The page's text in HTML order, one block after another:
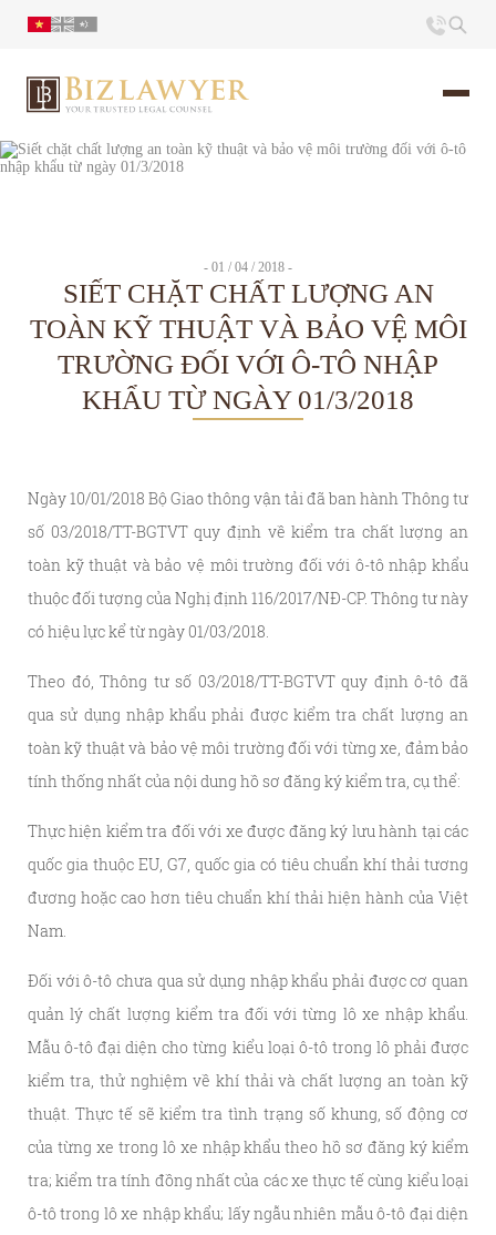
Trang chủ
Ấn phẩm
Tin Tức
- 01 / 04 / 2018 -
SIẾT CHẶT CHẤT LƯỢNG AN
TOÀN KỸ THUẬT VÀ BẢO VỆ MÔI
TRƯỜNG ĐỐI VỚI Ô-TÔ NHẬP
KHẨU TỪ NGÀY 01/3/2018
Ngày 10/01/2018 Bộ Giao thông vận tải đã ban hành Thông tư
số 03/2018/TT-BGTVT quy định về kiểm tra chất lượng an
toàn kỹ thuật và bảo vệ môi trường đối với ô-tô nhập khẩu
thuộc đối tượng của Nghị định 116/2017/NĐ-CP. Thông tư này
có hiệu lực kể từ ngày 01/03/2018.
Theo đó, Thông tư số 03/2018/TT-BGTVT quy định ô-tô đã
qua sử dụng nhập khẩu phải được kiểm tra chất lượng an
toàn kỹ thuật và bảo vệ môi trường đối với từng xe, đảm bảo
tính thống nhất của nội dung hồ sơ đăng ký kiểm tra, cụ thể:
Thực hiện kiểm tra đối với xe được đăng ký lưu hành tại các
quốc gia thuộc EU, G7, quốc gia có tiêu chuẩn khí thải tương
đương hoặc cao hơn tiêu chuẩn khí thải hiện hành của Việt
Nam.
Đối với ô-tô chưa qua sử dụng nhập khẩu phải được cơ quan
quản lý chất lượng kiểm tra đối với từng lô xe nhập khẩu.
Mẫu ô-tô đại diện cho từng kiểu loại ô-tô trong lô phải được
kiểm tra, thử nghiệm về khí thải và chất lượng an toàn kỹ
thuật. Thực tế sẽ kiểm tra tình trạng số khung, số động cơ
của từng xe trong lô xe nhập khẩu theo hồ sơ đăng ký kiểm
tra; kiểm tra tính đồng nhất của các xe thực tế cùng kiểu loại
ô-tô trong lô xe nhập khẩu; lấy ngẫu nhiên mẫu ô-tô đại diện